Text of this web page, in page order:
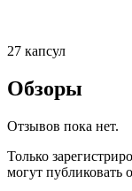
27 капсул
Обзоры
Отзывов пока нет.
Только
могут публиковать